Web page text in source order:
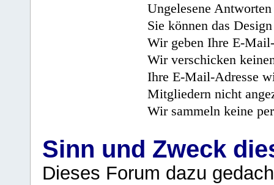
Ungelesene
Sie können das
Wir geben Ihre E-
Wir verschicken
Ihre E-Mail-Adresse
Mitgliedern nicht
Wir sammeln keine
Sinn und Zweck
Dieses Forum dazu